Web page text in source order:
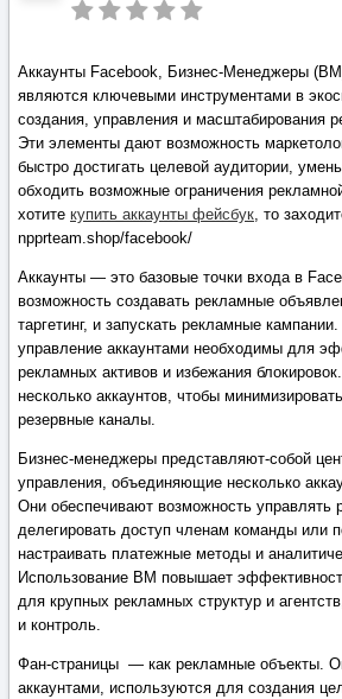
Аккаунты Facebook, Бизнес-Менеджеры
являются ключевыми инструментами в
создания, управления и масштабирования
Эти элементы дают возможность
быстро достигать целевой аудитории,
обходить возможные ограничения
хотите купить аккаунты фейсбук, то
npprteam.shop/facebook/
Аккаунты — это базовые точки входа в
возможность создавать рекламные
таргетинг, и запускать рекламные
управление аккаунтами необходимы для
рекламных активов и избежания
несколько аккаунтов, чтобы
резервные каналы.
Бизнес-менеджеры представляют-собой
управления, объединяющие несколько
Они обеспечивают возможность управлять
делегировать доступ членам команды или
настраивать платежные методы и
Использование BM повышает
для крупных рекламных структур и
и контроль.
Фан-страницы — как рекламные объекты.
аккаунтами, используются для создания